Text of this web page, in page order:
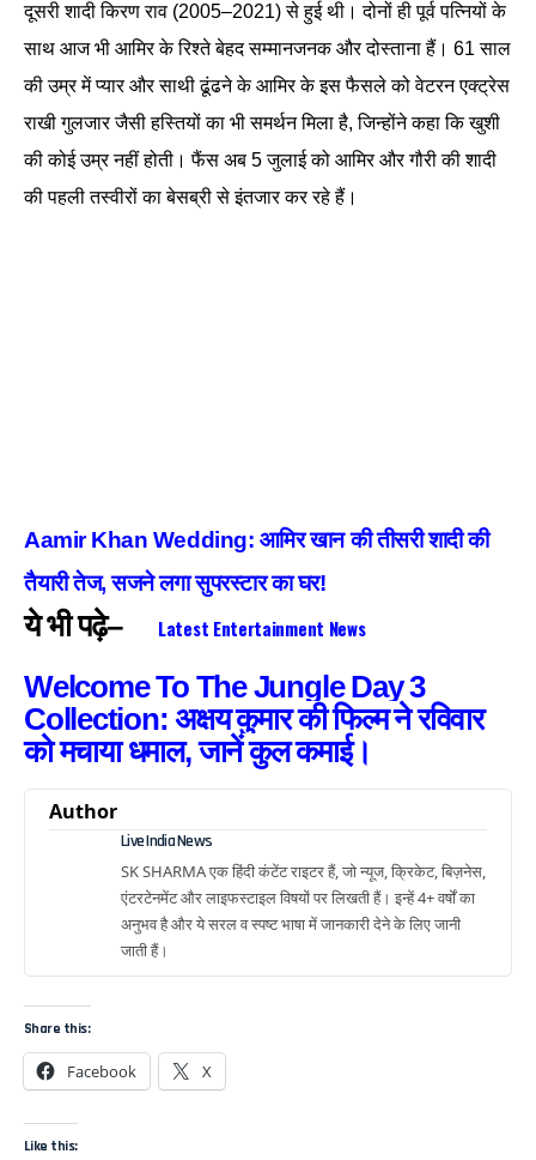
दूसरी शादी किरण राव (2005–2021) से हुई थी। दोनों ही पूर्व पत्नियों के
साथ आज भी आमिर के रिश्ते बेहद सम्मानजनक और दोस्ताना हैं। 61 साल
की उम्र में प्यार और साथी ढूंढने के आमिर के इस फैसले को वेटरन एक्ट्रेस
राखी गुलजार जैसी हस्तियों का भी समर्थन मिला है, जिन्होंने कहा कि खुशी
की कोई उम्र नहीं होती। फैंस अब 5 जुलाई को आमिर और गौरी की शादी
की पहली तस्वीरों का बेसब्री से इंतजार कर रहे हैं।
Aamir Khan Wedding: आमिर खान की तीसरी शादी की
तैयारी तेज, सजने लगा सुपरस्टार का घर!
ये भी पढ़े– Latest Entertainment News
Welcome To The Jungle Day 3
Collection: अक्षय कुमार की फिल्म ने रविवार
को मचाया धमाल, जानें कुल कमाई।
Author
Live India News
SK SHARMA एक हिंदी कंटेंट राइटर हैं, जो न्यूज, क्रिकेट, बिज़नेस,
एंटरटेनमेंट और लाइफस्टाइल विषयों पर लिखती हैं। इन्हें 4+ वर्षों का
अनुभव है और ये सरल व स्पष्ट भाषा में जानकारी देने के लिए जानी
जाती हैं।
Share this:
Facebook X
Like this: